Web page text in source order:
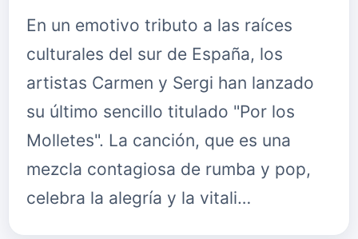
En un emotivo tributo a las raíces
culturales del sur de España, los
artistas Carmen y Sergi han lanzado
su último sencillo titulado "Por los
Molletes". La canción, que es una
mezcla contagiosa de rumba y pop,
celebra la alegría y la vitali…